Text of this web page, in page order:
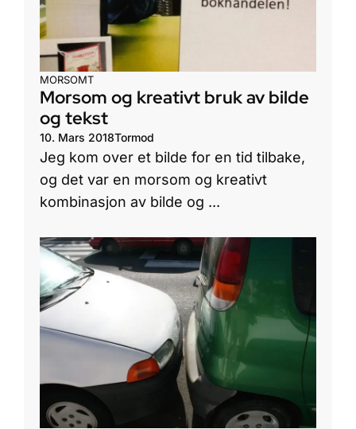
MORSOMT
Morsom og kreativt bruk av bilde
og tekst
10. Mars 2018Tormod
Jeg kom over et bilde for en tid tilbake,
og det var en morsom og kreativt
kombinasjon av bilde og ...